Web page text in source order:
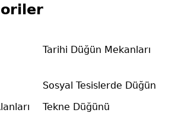
Tarihi Düğün Mekanları
Sosyal Tesislerde Düğün
Tekne Düğünü